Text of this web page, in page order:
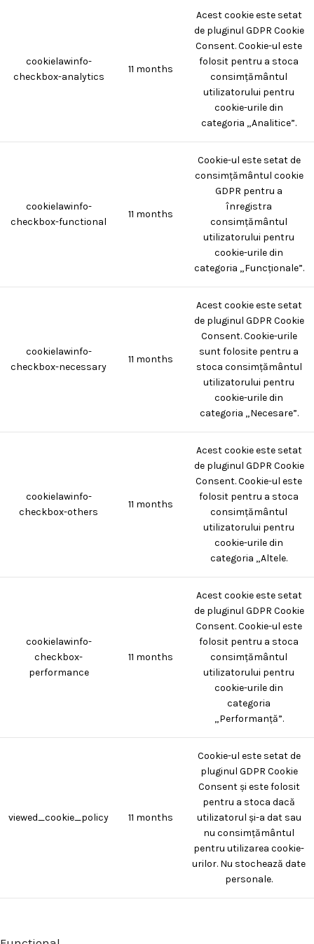
cookielawinfo-
checkbox-analytics
11 months
Acest cookie este setat
de pluginul GDPR Cookie
Consent. Cookie-ul este
folosit pentru a stoca
consimțământul
utilizatorului pentru
cookie-urile din
categoria „Analitice”.
cookielawinfo-
checkbox-functional
11 months
Cookie-ul este setat de
consimțământul cookie
GDPR pentru a
înregistra
consimțământul
utilizatorului pentru
cookie-urile din
categoria „Funcționale”.
cookielawinfo-
checkbox-necessary
11 months
Acest cookie este setat
de pluginul GDPR Cookie
Consent. Cookie-urile
sunt folosite pentru a
stoca consimțământul
utilizatorului pentru
cookie-urile din
categoria „Necesare”.
cookielawinfo-
checkbox-others
11 months
Acest cookie este setat
de pluginul GDPR Cookie
Consent. Cookie-ul este
folosit pentru a stoca
consimțământul
utilizatorului pentru
cookie-urile din
categoria „Altele.
cookielawinfo-
checkbox-
performance
11 months
Acest cookie este setat
de pluginul GDPR Cookie
Consent. Cookie-ul este
folosit pentru a stoca
consimțământul
utilizatorului pentru
cookie-urile din
categoria
„Performanță”.
viewed_cookie_policy 11 months
Cookie-ul este setat de
pluginul GDPR Cookie
Consent și este folosit
pentru a stoca dacă
utilizatorul și-a dat sau
nu consimțământul
pentru utilizarea cookie-
urilor. Nu stochează date
personale.